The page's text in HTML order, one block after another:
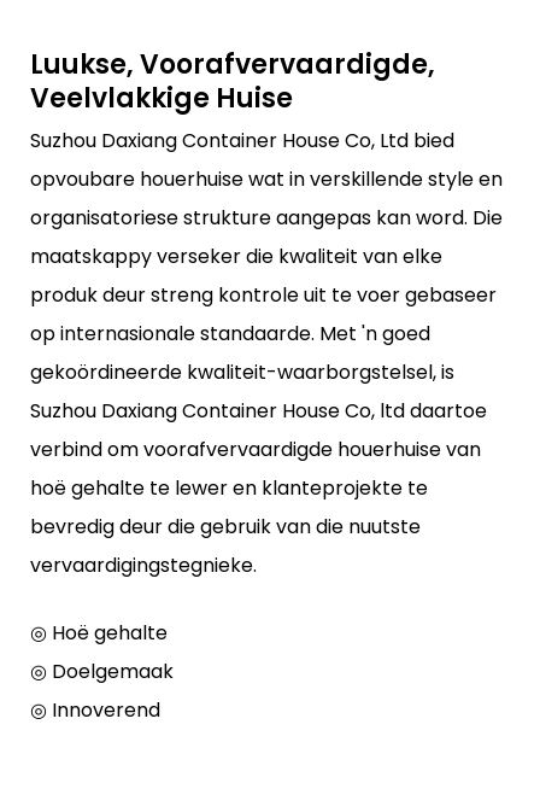
Luukse, Voorafvervaardigde,
Veelvlakkige Huise
Suzhou Daxiang Container House Co, Ltd bied
opvoubare houerhuise wat in verskillende style en
organisatoriese strukture aangepas kan word. Die
maatskappy verseker die kwaliteit van elke
produk deur streng kontrole uit te voer gebaseer
op internasionale standaarde. Met 'n goed
gekoördineerde kwaliteit-waarborgstelsel, is
Suzhou Daxiang Container House Co, ltd daartoe
verbind om voorafvervaardigde houerhuise van
hoë gehalte te lewer en klanteprojekte te
bevredig deur die gebruik van die nuutste
vervaardigingstegnieke.
◎ Hoë gehalte
◎ Doelgemaak
◎ Innoverend